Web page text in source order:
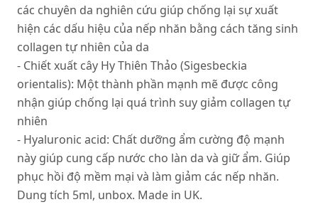
các chuyên da nghiên cứu giúp chống lại sự xuất
hiện các dấu hiệu của nếp nhăn bằng cách tăng sinh
collagen tự nhiên của da
- Chiết xuất cây Hy Thiên Thảo (Sigesbeckia
orientalis): Một thành phần mạnh mẽ được công
nhận giúp chống lại quá trình suy giảm collagen tự
nhiên
- Hyaluronic acid: Chất dưỡng ẩm cường độ mạnh
này giúp cung cấp nước cho làn da và giữ ẩm. Giúp
phục hồi độ mềm mại và làm giảm các nếp nhăn.
Dung tích 5ml, unbox. Made in UK.